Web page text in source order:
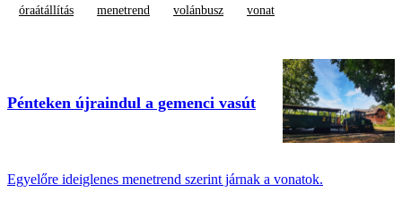
óraátállítás menetrend volánbusz vonat
Pénteken újraindul a gemenci vasút
Egyelőre ideiglenes menetrend szerint járnak a vonatok.